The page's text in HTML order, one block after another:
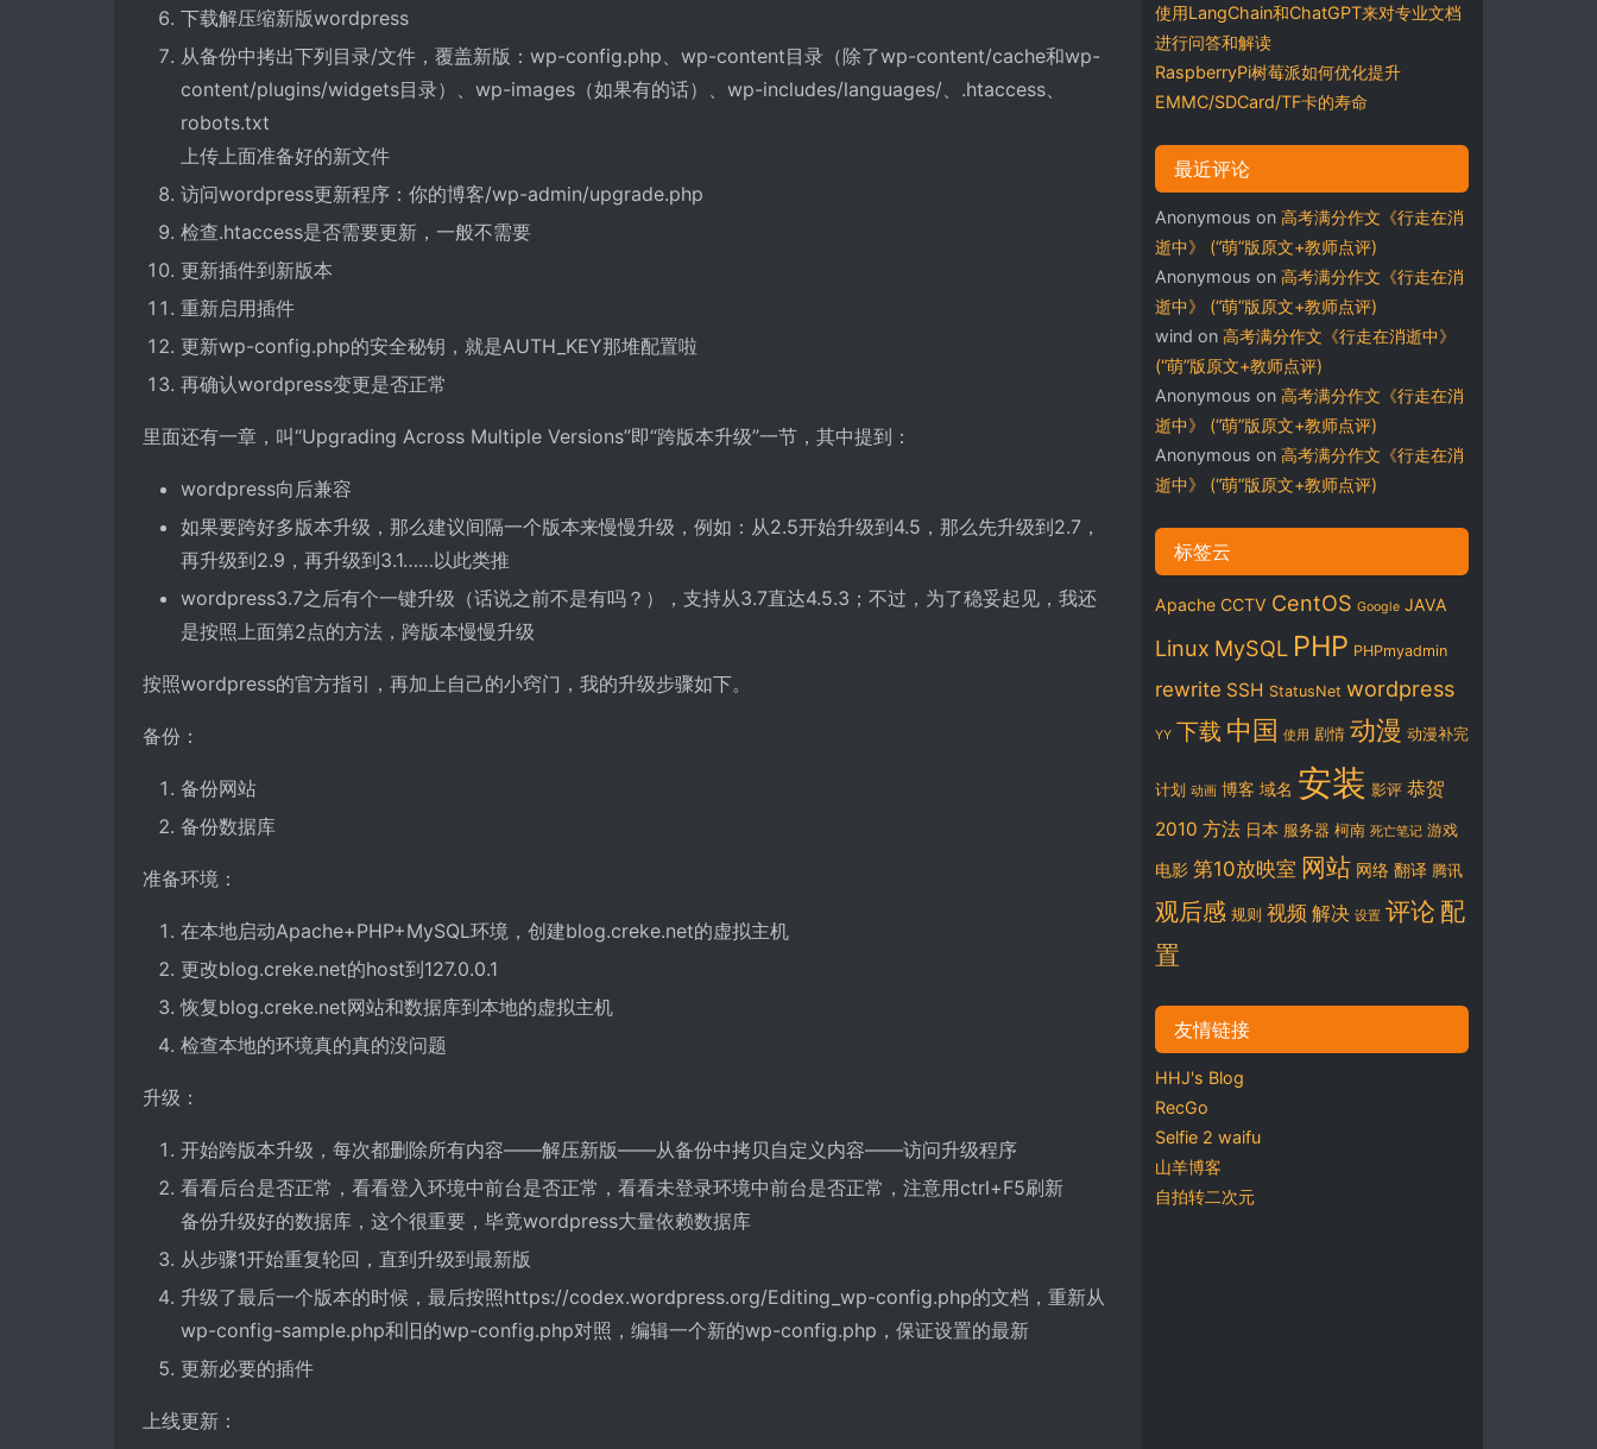
下载解压缩新版wordpress
从备份中拷出下列目录/文件，覆盖新版：wp-config.php、wp-content目录（除了wp-content/cache和wp-
content/plugins/widgets目录）、wp-images（如果有的话）、wp-includes/languages/、.htaccess、
robots.txt
上传上面准备好的新文件
访问wordpress更新程序：你的博客/wp-admin/upgrade.php
检查.htaccess是否需要更新，一般不需要
更新插件到新版本
重新启用插件
更新wp-config.php的安全秘钥，就是AUTH_KEY那堆配置啦
再确认wordpress变更是否正常
里面还有一章，叫“Upgrading Across Multiple Versions”即“跨版本升级”一节，其中提到：
wordpress向后兼容
如果要跨好多版本升级，那么建议间隔一个版本来慢慢升级，例如：从2.5开始升级到4.5，那么先升级到2.7，
再升级到2.9，再升级到3.1……以此类推
wordpress3.7之后有个一键升级（话说之前不是有吗？），支持从3.7直达4.5.3；不过，为了稳妥起见，我还
是按照上面第2点的方法，跨版本慢慢升级
按照wordpress的官方指引，再加上自己的小窍门，我的升级步骤如下。
备份：
备份网站
备份数据库
准备环境：
在本地启动Apache+PHP+MySQL环境，创建blog.creke.net的虚拟主机
更改blog.creke.net的host到127.0.0.1
恢复blog.creke.net网站和数据库到本地的虚拟主机
检查本地的环境真的真的没问题
升级：
开始跨版本升级，每次都删除所有内容——解压新版——从备份中拷贝自定义内容——访问升级程序
看看后台是否正常，看看登入环境中前台是否正常，看看未登录环境中前台是否正常，注意用ctrl+F5刷新
备份升级好的数据库，这个很重要，毕竟wordpress大量依赖数据库
从步骤1开始重复轮回，直到升级到最新版
升级了最后一个版本的时候，最后按照https://codex.wordpress.org/Editing_wp-config.php的文档，重新从
wp-config-sample.php和旧的wp-config.php对照，编辑一个新的wp-config.php，保证设置的最新
更新必要的插件
上线更新：
使用LangChain和ChatGPT来对专业文档
进行问答和解读
RaspberryPi树莓派如何优化提升
EMMC/SDCard/TF卡的寿命
最近评论
Anonymous on 高考满分作文《行走在消
逝中》 (“萌”版原文+教师点评)
Anonymous on 高考满分作文《行走在消
逝中》 (“萌”版原文+教师点评)
wind on 高考满分作文《行走在消逝中》
(“萌”版原文+教师点评)
Anonymous on 高考满分作文《行走在消
逝中》 (“萌”版原文+教师点评)
Anonymous on 高考满分作文《行走在消
逝中》 (“萌”版原文+教师点评)
标签云
Apache CCTV CentOS Google JAVA
Linux MySQL PHP PHPmyadmin
rewrite SSH StatusNet wordpress
YY 下载 中国 使用 剧情 动漫 动漫补完
计划 动画 博客 域名 安装 影评 恭贺
2010 方法 日本 服务器 柯南 死亡笔记 游戏
电影 第10放映室 网站 网络 翻译 腾讯
观后感 规则 视频 解决 设置 评论 配
置
友情链接
HHJ's Blog
RecGo
Selfie 2 waifu
山羊博客
自拍转二次元